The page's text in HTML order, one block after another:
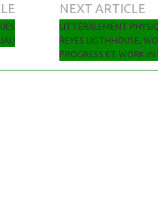
NEXT ARTICLE
LITTÉRALEMENT
REYES LIGTHHOUSE,
PROGRESS ET WORK IN